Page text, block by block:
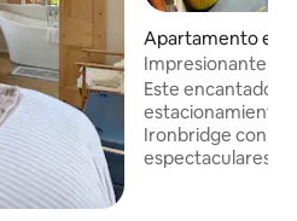
Apartamento en
Impresionante
enorme terraza
hierro.
Este encantador
estacionamiento
Ironbridge con las
espectaculares